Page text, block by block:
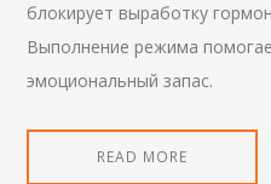
блокирует выработку
Выполнение режима
эмоциональный запас.
READ MORE